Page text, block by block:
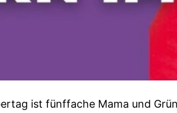
ist fünffache Mama und